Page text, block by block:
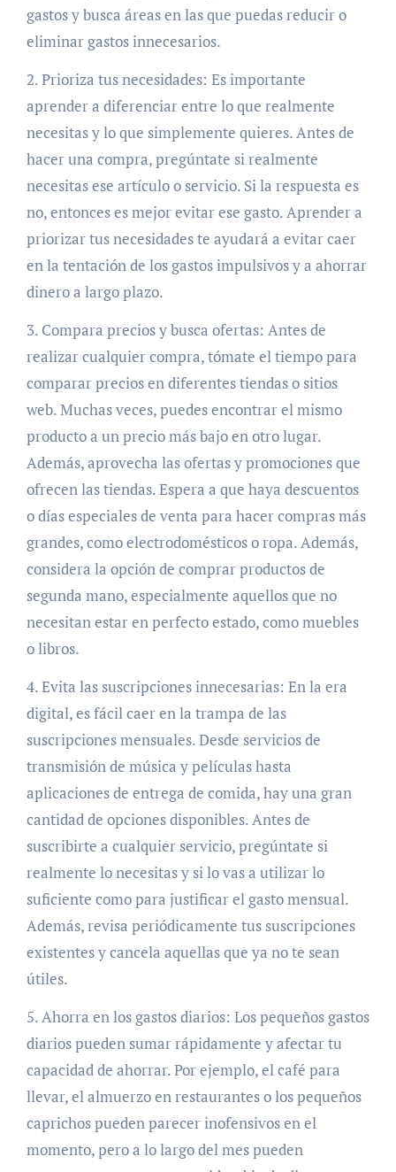
gastos y busca áreas en las que puedas reducir o
eliminar gastos innecesarios.
2. Prioriza tus necesidades: Es importante
aprender a diferenciar entre lo que realmente
necesitas y lo que simplemente quieres. Antes de
hacer una compra, pregúntate si realmente
necesitas ese artículo o servicio. Si la respuesta es
no, entonces es mejor evitar ese gasto. Aprender a
priorizar tus necesidades te ayudará a evitar caer
en la tentación de los gastos impulsivos y a ahorrar
dinero a largo plazo.
3. Compara precios y busca ofertas: Antes de
realizar cualquier compra, tómate el tiempo para
comparar precios en diferentes tiendas o sitios
web. Muchas veces, puedes encontrar el mismo
producto a un precio más bajo en otro lugar.
Además, aprovecha las ofertas y promociones que
ofrecen las tiendas. Espera a que haya descuentos
o días especiales de venta para hacer compras más
grandes, como electrodomésticos o ropa. Además,
considera la opción de comprar productos de
segunda mano, especialmente aquellos que no
necesitan estar en perfecto estado, como muebles
o libros.
4. Evita las suscripciones innecesarias: En la era
digital, es fácil caer en la trampa de las
suscripciones mensuales. Desde servicios de
transmisión de música y películas hasta
aplicaciones de entrega de comida, hay una gran
cantidad de opciones disponibles. Antes de
suscribirte a cualquier servicio, pregúntate si
realmente lo necesitas y si lo vas a utilizar lo
suficiente como para justificar el gasto mensual.
Además, revisa periódicamente tus suscripciones
existentes y cancela aquellas que ya no te sean
útiles.
5. Ahorra en los gastos diarios: Los pequeños gastos
diarios pueden sumar rápidamente y afectar tu
capacidad de ahorrar. Por ejemplo, el café para
llevar, el almuerzo en restaurantes o los pequeños
caprichos pueden parecer inofensivos en el
momento, pero a lo largo del mes pueden